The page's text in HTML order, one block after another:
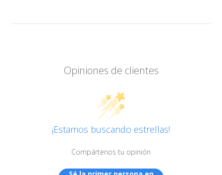
Opiniones de clientes
¡Estamos buscando estrellas!
Compártenos tu opinión